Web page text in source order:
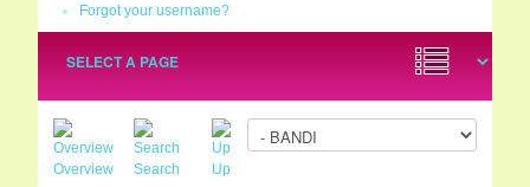
Forgot your username?
Overview Search
Up